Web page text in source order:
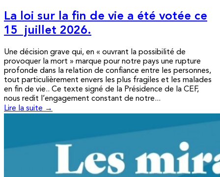
La loi sur la fin de vie a été votée ce
15 juillet 2026.
Une décision grave qui, en « ouvrant la possibilité de
provoquer la mort » marque pour notre pays une rupture
profonde dans la relation de confiance entre les personnes,
tout particulièrement envers les plus fragiles et les malades
en fin de vie.. Ce texte signé de la Présidence de la CEF,
nous redit l’engagement constant de notre...
Lire la suite →